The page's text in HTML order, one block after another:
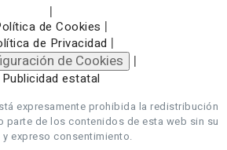
|
de Cookies |
de Privacidad |
de Cookies |
Publicidad estatal
expresamente prohibida la redistribución
parte de los contenidos de esta web sin su
y expreso consentimiento.